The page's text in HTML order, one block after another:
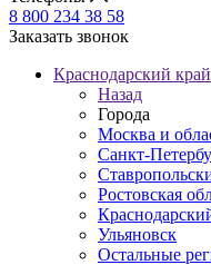
8 800 234 38 58
Заказать звонок
Краснодарский край
Назад
Города
Москва и
Санкт-
Ростовская
Ульяновск
Остальные